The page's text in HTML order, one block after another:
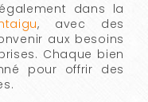
dans la
, avec des
aux besoins
Chaque bien
pour offrir des